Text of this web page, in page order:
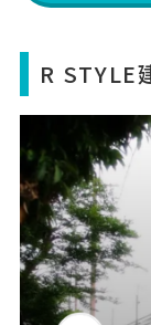
R STYLE